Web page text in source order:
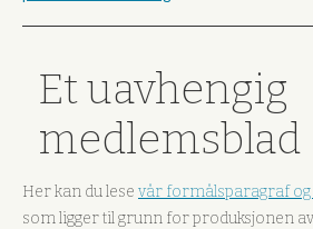
Et uavhengig
medlemsblad
Her kan du lese vår formålsparagraf
som ligger til grunn for produksjonen